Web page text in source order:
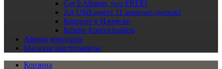
Get 9 Albums, two FREE!
Art USB имеет 11 компакт-дисков!
Концерт в Ижевске
Infinite Approximation
Афиша концерты
Магазин инструменты
Корзина